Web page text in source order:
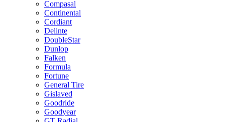
Compasal
Continental
Cordiant
Delinte
DoubleStar
Dunlop
Falken
Formula
Fortune
General Tire
Gislaved
Goodride
Goodyear